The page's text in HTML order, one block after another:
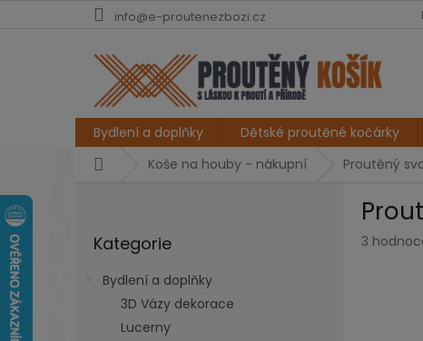
info@e-proutenezbozi.cz
Bydlení a doplňky Dětské proutěné kočárky
DomůKoše na houby - nákupní Proutěný
kategorie
Kategorie
Bydlení a doplňky
3D Vázy dekorace
Lucerny
Průměrné
3